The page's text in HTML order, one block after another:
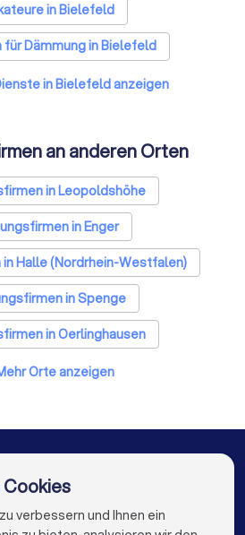
in Bielefeld
Dämmung in Bielefeld
in Bielefeld
in Bielefeld
in Bielefeld
in Bielefeld
in Bielefeld
Bodenleger in Bielefeld
in Bielefeld anzeigen
an anderen Orten
in Leopoldshöhe
in Enger
Halle (Nordrhein-Westfalen)
in Spenge
in Oerlinghausen
in Herford
in Schloß Holte-Stukenbrock
in Hiddenhausen
Orte anzeigen
für Sie
verbessern und Ihnen ein